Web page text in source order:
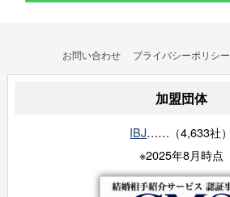
お問い合わせ プライバシーポリシー
加盟団体
IBJ……（4,633社）
※2025年8月時点